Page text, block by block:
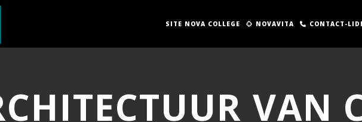
SITE NOVA COLLEGE NOVAVITA CONTACT-
VAN